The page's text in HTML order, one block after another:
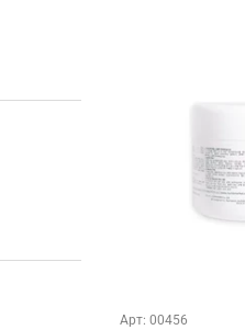
Арт: 00456